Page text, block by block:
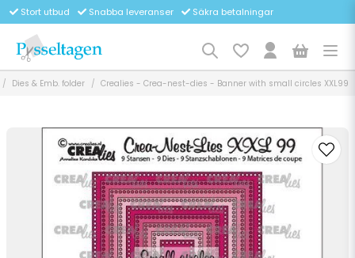
Stort utbud Snabba leveranser Säkra betalningar
Dies & Emb. folder Crealies - Crea-nest-dies - Banner with small circles XXL99